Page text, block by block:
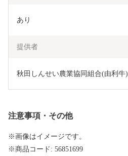
あり
提供者
秋田しんせい農業協同組合(由利牛)
注意事項・その他
※画像はイメージです。
※商品コード: 56851699